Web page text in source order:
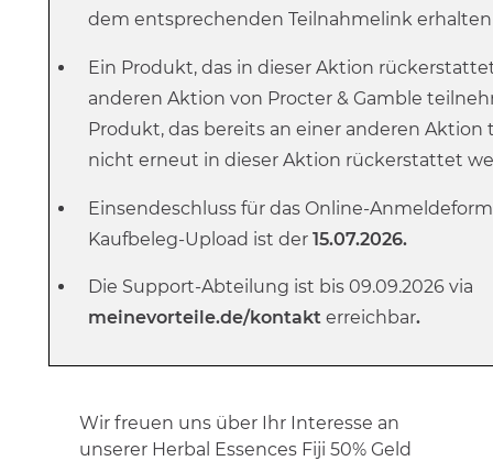
dem entsprechenden Teilnahmelink
Ein Produkt, das in dieser Aktion
anderen Aktion von Procter & Gamble
Produkt, das bereits an einer anderen
nicht erneut in dieser Aktion rückerstattet
Einsendeschluss für das Online-
Kaufbeleg-Upload ist der15.07.2026.
Die Support-Abteilung ist bis 09.09.2026 via
meinevorteile.de/kontakterreichbar.
Wir freuen uns über Ihr Interesse an
unserer Herbal Essences Fiji 50% Geld